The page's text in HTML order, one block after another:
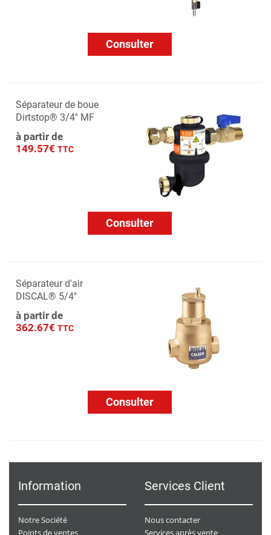
Consulter
Séparateur de boue
Dirtstop® 3/4'' MF
à partir de
149.57€ TTC
Consulter
Séparateur d'air
DISCAL® 5/4''
à partir de
362.67€ TTC
Consulter
Information
Notre Société
Points de ventes
Services Client
Nous contacter
Services après vente